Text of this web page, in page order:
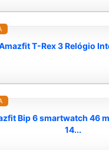
T-Rex 3 Relógio
Bip 6 smartwatch 46
14...